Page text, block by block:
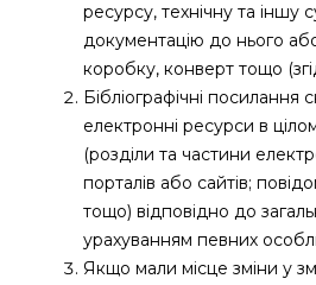
ресурсу, технічну та іншу
документацію до нього
коробку, конверт тощо
Бібліографічні посилання
електронні ресурси в
(розділи та частини
порталів або сайтів;
тощо) відповідно до
урахуванням певних
Якщо мали місце зміни у